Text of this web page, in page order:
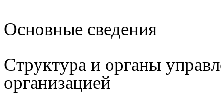
Основные сведения
Структура и органы
организацией